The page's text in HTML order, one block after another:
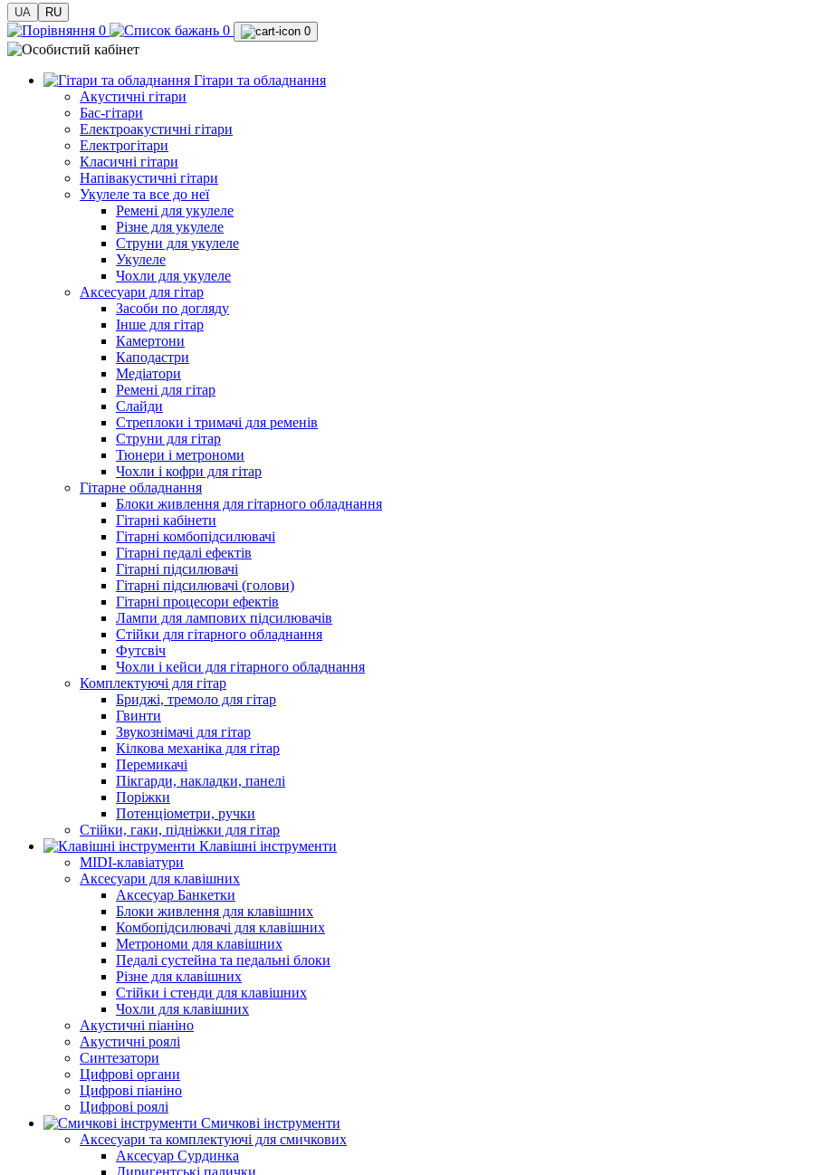
UA RU
0 0 0
Гітари та обладнання
Акустичні гітари
Бас-гітари
Електроакустичні гітари
Електрогітари
Класичні гітари
Напівакустичні гітари
Укулеле та все до неї
Ремені для укулеле
Різне для укулеле
Струни для укулеле
Укулеле
Чохли для укулеле
Аксесуари для гітар
Засоби по догляду
Інше для гітар
Камертони
Каподастри
Медіатори
Ремені для гітар
Слайди
Стреплоки і тримачі для ременів
Струни для гітар
Тюнери і метрономи
Чохли і кофри для гітар
Гітарне обладнання
Блоки живлення для гітарного обладнання
Гітарні кабінети
Гітарні комбопідсилювачі
Гітарні педалі ефектів
Гітарні підсилювачі
Гітарні підсилювачі (голови)
Гітарні процесори ефектів
Лампи для лампових підсилювачів
Стійки для гітарного обладнання
Футсвіч
Чохли і кейси для гітарного обладнання
Комплектуючі для гітар
Бриджі, тремоло для гітар
Гвинти
Звукознімачі для гітар
Кілкова механіка для гітар
Перемикачі
Пікгарди, накладки, панелі
Поріжки
Потенціометри, ручки
Стійки, гаки, підніжки для гітар
Клавішні інструменти
MIDI-клавіатури
Аксесуари для клавішних
Аксесуар Банкетки
Блоки живлення для клавішних
Комбопідсилювачі для клавішних
Метрономи для клавішних
Педалі сустейна та педальні блоки
Різне для клавішних
Стійки і стенди для клавішних
Чохли для клавішних
Акустичні піаніно
Акустичні роялі
Синтезатори
Цифрові органи
Цифрові піаніно
Цифрові роялі
Смичкові інструменти
Аксесуари та комплектуючі для смичкових
Аксесуар Сурдинка
Диригентські палички